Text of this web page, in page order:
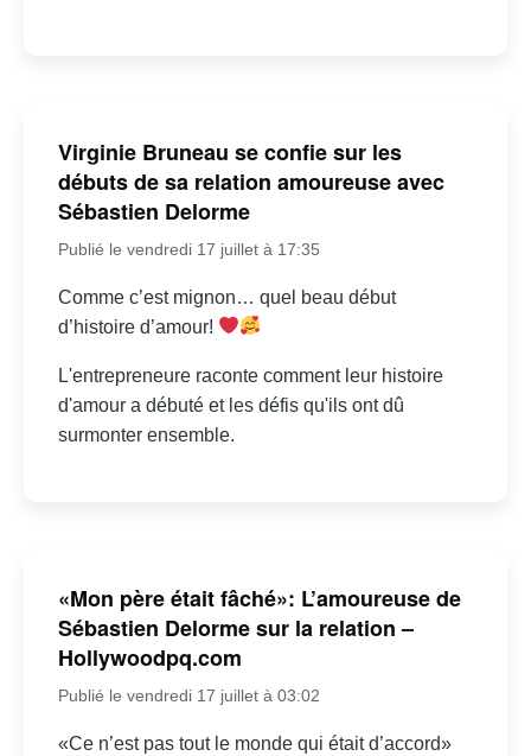
Virginie Bruneau se confie sur les
débuts de sa relation amoureuse avec
Sébastien Delorme
Publié le vendredi 17 juillet à 17:35
Comme c’est mignon… quel beau début
d’histoire d’amour!
L'entrepreneure raconte comment leur histoire
d'amour a débuté et les défis qu'ils ont dû
surmonter ensemble.
«Mon père était fâché»: L’amoureuse de
Sébastien Delorme sur la relation –
Hollywoodpq.com
Publié le vendredi 17 juillet à 03:02
«Ce n’est pas tout le monde qui était d’accord»